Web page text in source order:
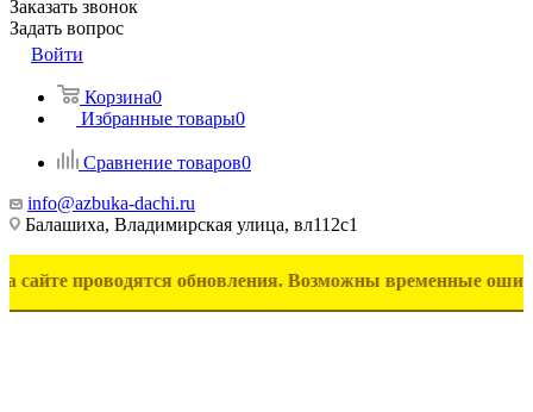
Заказать звонок
Задать вопрос
Войти
Корзина0
Избранные товары0
Сравнение товаров0
info@azbuka-dachi.ru
Балашиха, Владимирская улица, вл112с1
обновления. Возможны временные ошибки в